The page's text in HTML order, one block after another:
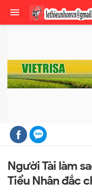
Người Tài làm
Tiểu Nhân đắc